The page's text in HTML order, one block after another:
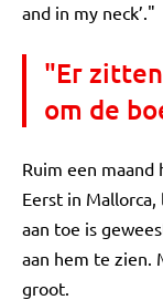
and in my neck’."
"Er
om de
Ruim een
Eerst in
aan toe is
aan hem te zien.
groot.